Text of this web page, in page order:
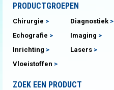
PRODUCTGROEPEN
Chirurgie Diagnostiek
Echografie
Imaging
Inrichting
Lasers
Vloeistoffen
ZOEK EEN PRODUCT